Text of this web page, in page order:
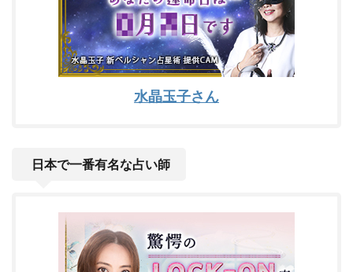
水晶玉子さん
日本で一番有名な占い師